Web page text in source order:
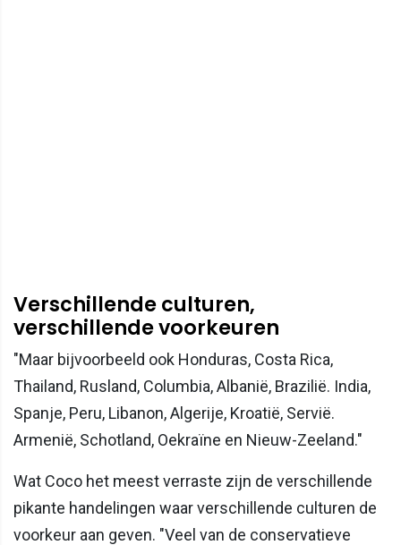
Verschillende culturen,
verschillende voorkeuren
"Maar bijvoorbeeld ook Honduras, Costa Rica,
Thailand, Rusland, Columbia, Albanië, Brazilië. India,
Spanje, Peru, Libanon, Algerije, Kroatië, Servië.
Armenië, Schotland, Oekraïne en Nieuw-Zeeland."
Wat Coco het meest verraste zijn de verschillende
pikante handelingen waar verschillende culturen de
voorkeur aan geven. "Veel van de conservatieve